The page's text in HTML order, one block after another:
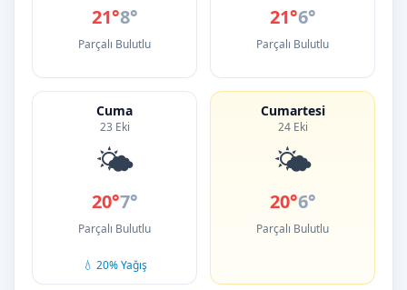
21°8°
Parçalı Bulutlu
21°6°
Parçalı Bulutlu
Cuma
23 Eki
🌤️
20°7°
Parçalı Bulutlu
💧 20% Yağış
Cumartesi
24 Eki
🌤️
20°6°
Parçalı Bulutlu